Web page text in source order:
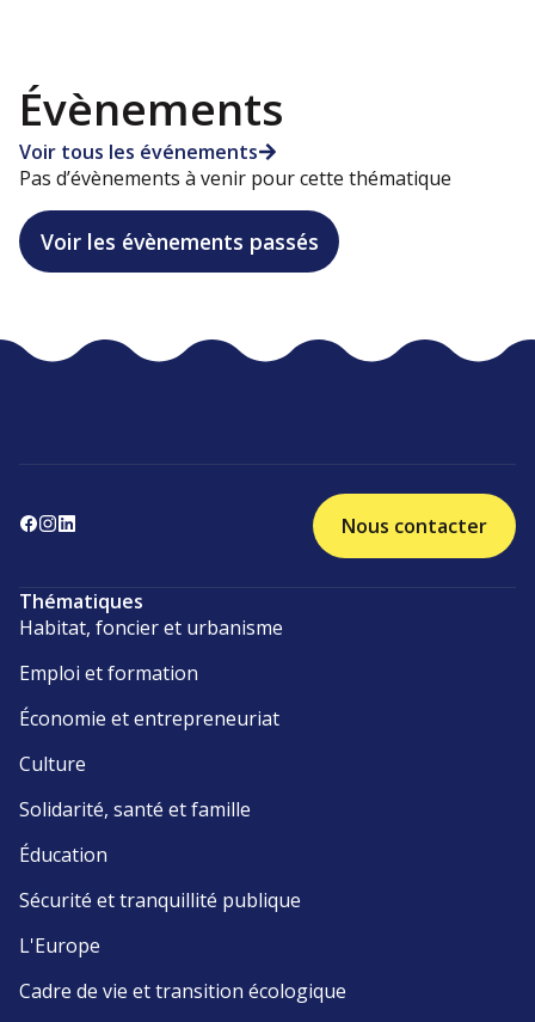
Évènements
Voir tous les événements
Pas d’évènements à venir pour cette thématique
Voir les évènements passés
Nous contacter
Thématiques
Habitat, foncier et urbanisme
Emploi et formation
Économie et entrepreneuriat
Culture
Solidarité, santé et famille
Éducation
Sécurité et tranquillité publique
L'Europe
Cadre de vie et transition écologique